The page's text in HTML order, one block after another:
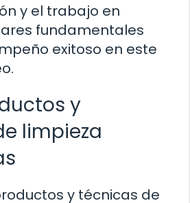
y el trabajo en
fundamentales
exitoso en este
y
limpieza
y técnicas de